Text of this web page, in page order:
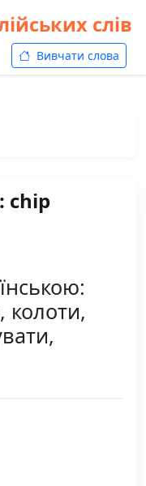
слів
Вивчати слова
chip
колоти,